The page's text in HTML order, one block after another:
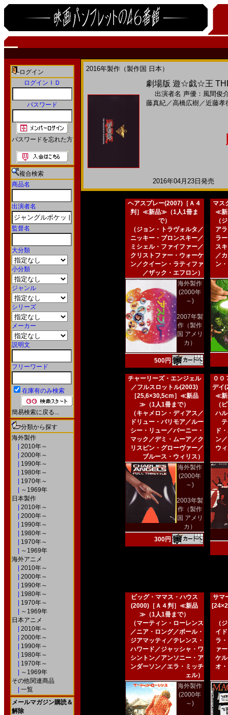
ログイン
ログインＩＤ
パスワード
パスワードを忘れた方
複合検索
商品名
出演者名
監督名
大分類
小分類
ジャンル
シリーズ
メーカー
説明文
フリーワード
在庫有のみ検索
簡易検索に戻る...
分類から探す
海外製作
2010年～
2000年～
1990年～
1980年～
1970年～
～1969年
日本製作
2010年～
2000年～
1990年～
1980年～
1970年～
～1969年
海外アニメ
2010年～
2000年～
1990年～
1980年～
1970年～
～1969年
日本アニメ
2010年～
2000年～
1990年～
1980年～
1970年～
～1969年
その他関連商品
一覧
メールマガジン購読＆
解除
2016年製作（製作国 日本）
劇場版 遊☆戯☆王
出演者名 声優：風間俊
藤真紀／高橋広樹／近藤孝
2016年04月23日発売
ヘアスプレー(2007)［Ａ４
判］≪新品≫（1人1冊ま
で）
（ジョン・トラヴォルタ／
ニッキー・ブロンスキー／
ミシェル・ファイファー／
クリストファー・ウォーケ
ン／クイーン・ラティファ
／ザック・エフロン）
海外製作
(2000年
～)
2007年製
作（製作
国 アメリ
カ）
500円
マス
≪新
（
ア
ラ
ス
／
ン
チャーリーズ・エンジェル
／フルスロットル(2003)
［25,6×30,5cm］≪新品
≫（1人1冊まで）
（キャメロン・ディアス／
ドリュー・バリモア／ルー
シー・リュー／バーニー・
マック／デミ・ムーア／ク
リスピン・グローヴァー／
ブルース・ウィリス）
海外製作
(2000年
～)
2003年製
作（製作
国 アメリ
カ）
300円
００
デイ
≪新
（
ハ
ド
ン
ウ
ビッグ・ママス・ハウス
(2000)［Ａ４判］≪新品
≫（1人1冊まで）
（マーティン・ローレンス
／ニア・ロング／ポール・
ジアマッティ／テレンス・
ハワード／ジャッシャ・ワ
シントン／アンソニー・ア
ンダーソン／エラ・ミッチ
ェル）
海外製作
(2000年
～)
サマ
（
イ
ラ
ァ
ケ
オ